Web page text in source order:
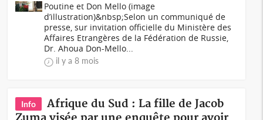
Poutine et Don Mello (image
d’illustration)&nbsp;Selon un communiqué de
presse, sur invitation officielle du Ministère des
Affaires Etrangères de la Fédération de Russie,
Dr. Ahoua Don-Mello...
il y a 8 mois
Info
Afrique du Sud : La fille de Jacob